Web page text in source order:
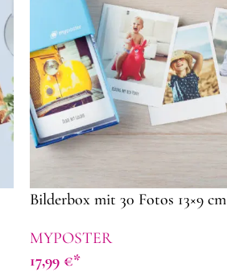
Bilderbox mit 30 Fotos 13×9 cm
MYPOSTER
17,99 €